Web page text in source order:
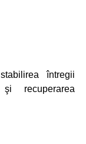
întregii
recuperarea